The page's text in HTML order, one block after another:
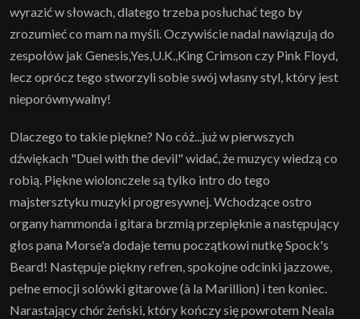
wyrazić w słowach, dlatego trzeba posłuchać tego by
zrozumieć co mam na myśli. Oczywiście nadal nawiązują do
zespołów jak Genesis,Yes,U.K.,King Crimson czy Pink Floyd,
lecz oprócz tego stworzyli sobie swój własny styl, który jest
nieporównywalny!
Dlaczego to takie piękne? No cóż...już w pierwszych
dźwiękach "Duel with the devil" widać, że muzycy wiedzą co
robią. Piękne wiolonczele są tylko intro do tego
majstersztyku muzyki progresywnej. Wchodzące ostro
organy hammonda i gitara brzmią przepięknie a następujący
głos pana Morse'a dodaje temu początkowi nutkę Spock's
Beard! Następuje piękny refren, spokojne odcinki jazzowe,
pełne emocji solówki gitarowe (à la Marillion) i ten koniec.
Narastający chór żeński, który kończy się powrotem Neala